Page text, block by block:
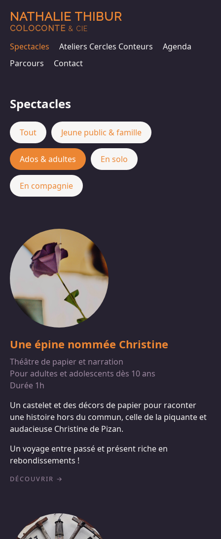
NATHALIE THIBUR
COLOCONTE & CIE
Spectacles Ateliers Cercles Conteurs
Agenda
Parcours
Contact
Spectacles
Tout Jeune public & famille
Ados & adultes En solo
En compagnie
Une épine nommée Christine
Théâtre de papier et narration
Pour adultes et adolescents dès 10 ans
Durée 1h
Un castelet et des décors de papier pour raconter
une histoire hors du commun, celle de la piquante et
audacieuse Christine de Pizan.
Un voyage entre passé et présent riche en
rebondissements !
DÉCOUVRIR